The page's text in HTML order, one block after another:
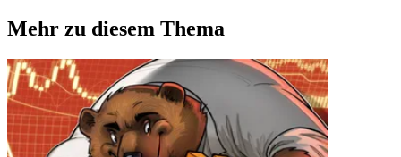
Mehr zu diesem Thema